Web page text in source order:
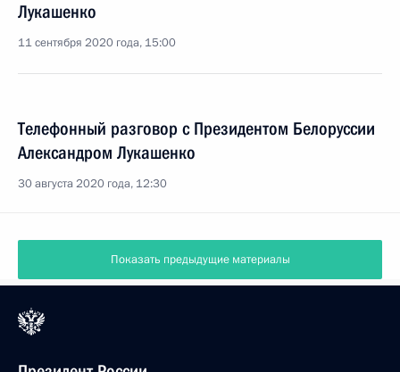
Лукашенко
11 сентября 2020 года, 15:00
Телефонный разговор с Президентом Белоруссии
Александром Лукашенко
30 августа 2020 года, 12:30
Показать предыдущие материалы